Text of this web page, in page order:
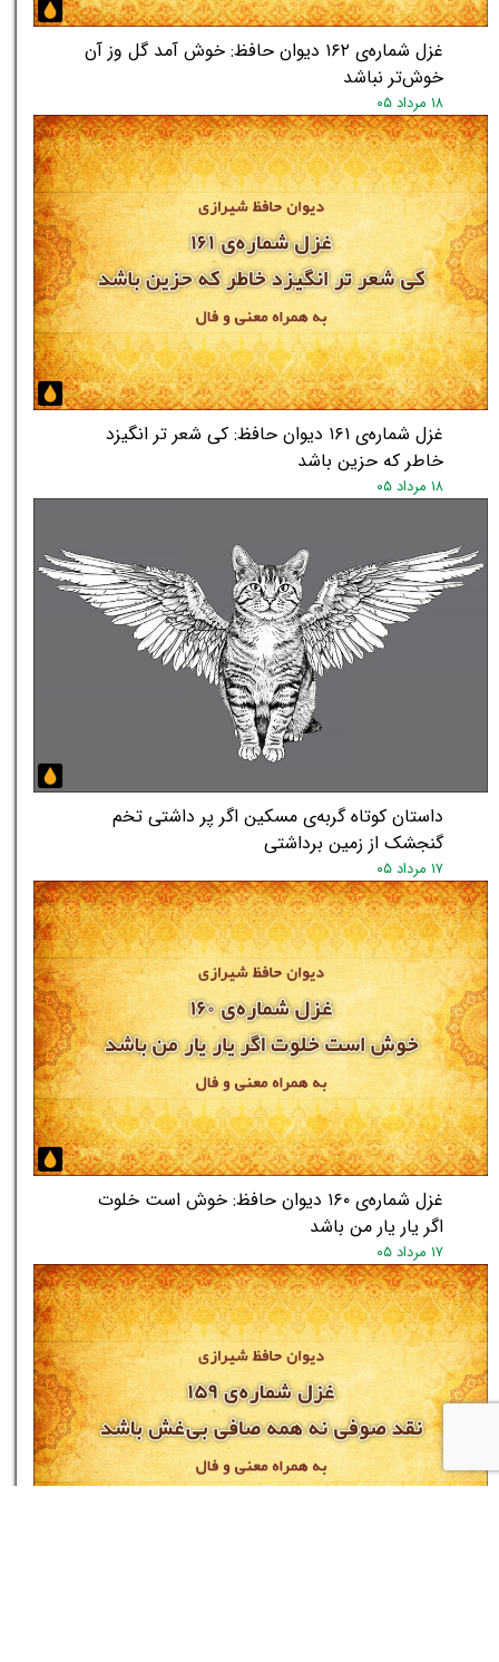
★★
غزل شماره‌ی ۱۶۲ دیوان حافظ: خوش آمد گل وز آن
خوش‌تر نباشد
۱۸ مرداد ۰۵
غزل شماره‌ی ۱۶۱ دیوان حافظ: کی شعر تر انگیزد
خاطر که حزین باشد
۱۸ مرداد ۰۵
داستان کوتاه گربه‌ی مسکین اگر پر داشتی تخم
گنجشک از زمین برداشتی
۱۷ مرداد ۰۵
غزل شماره‌ی ۱۶۰ دیوان حافظ: خوش است خلوت
اگر یار یار من باشد
۱۷ مرداد ۰۵